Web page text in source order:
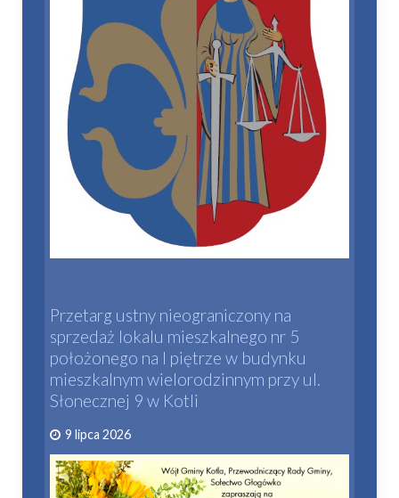
Przetarg ustny nieograniczony na
sprzedaż lokalu mieszkalnego nr 5
położonego na I piętrze w budynku
mieszkalnym wielorodzinnym przy ul.
Słonecznej 9 w Kotli
9 lipca 2026